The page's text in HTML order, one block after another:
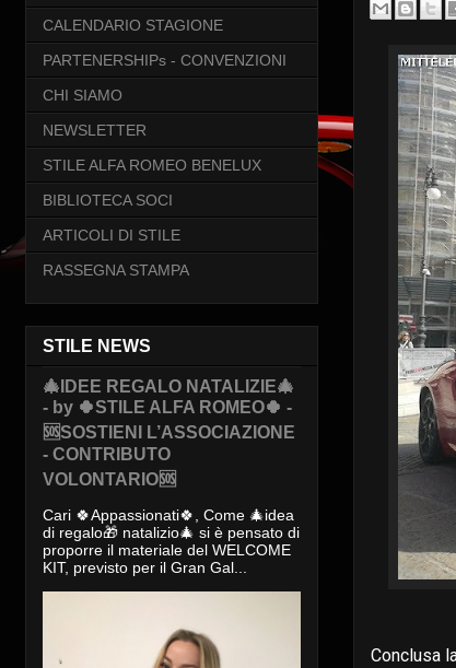
Conclusa
CALENDARIO STAGIONE
PARTENERSHIPs - CONVENZIONI
CHI SIAMO
NEWSLETTER
STILE ALFA ROMEO BENELUX
BIBLIOTECA SOCI
ARTICOLI DI STILE
RASSEGNA STAMPA
STILE NEWS
🎄IDEE REGALO NATALIZIE🎄
- by 🍀STILE ALFA ROMEO🍀 -
🆘SOSTIENI L’ASSOCIAZIONE
- CONTRIBUTO
VOLONTARIO🆘
Cari 🍀Appassionati🍀, Come 🎄idea
di regalo🎁 natalizio🎄 si è pensato di
proporre il materiale del WELCOME
KIT, previsto per il Gran Gal...